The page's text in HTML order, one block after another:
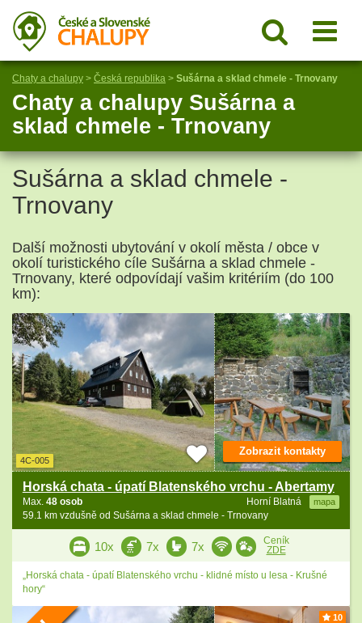
Chaty a chalupy > Česká republika > Sušárna a sklad chmele - Trnovany
Chaty a chalupy Sušárna a
sklad chmele - Trnovany
Sušárna a sklad chmele -
Trnovany
Další možnosti ubytování v okolí města / obce v
okolí turistického cíle Sušárna a sklad chmele -
Trnovany, které odpovídají vašim kritériím (do 100
km):
4C-005
Horská chata - úpatí Blatenského vrchu - Abertamy
Horní Blatná mapa
Max. 48 osob
59.1 km vzdušně od Sušárna a sklad chmele - Trnovany
Zobrazit kontakty
10x 7x 7x
Ceník
ZDE
„Horská chata - úpatí Blatenského vrchu - klidné místo u lesa - Krušné
hory“
10